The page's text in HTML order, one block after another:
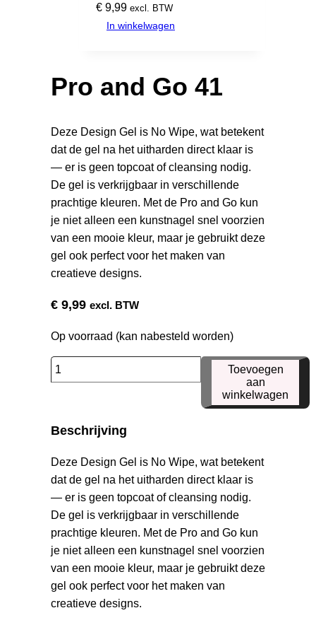
€ 9,99 excl. BTW
In winkelwagen
Pro and Go 41
Deze Design Gel is No Wipe, wat betekent
dat de gel na het uitharden direct klaar is
— er is geen topcoat of cleansing nodig.
De gel is verkrijgbaar in verschillende
prachtige kleuren. Met de Pro and Go kun
je niet alleen een kunstnagel snel voorzien
van een mooie kleur, maar je gebruikt deze
gel ook perfect voor het maken van
creatieve designs.
€ 9,99 excl. BTW
Op voorraad (kan nabesteld worden)
Pro
and
aantal
Toevoegen
aan
winkelwagen
Beschrijving
Deze Design Gel is No Wipe, wat betekent
dat de gel na het uitharden direct klaar is
— er is geen topcoat of cleansing nodig.
De gel is verkrijgbaar in verschillende
prachtige kleuren. Met de Pro and Go kun
je niet alleen een kunstnagel snel voorzien
van een mooie kleur, maar je gebruikt deze
gel ook perfect voor het maken van
creatieve designs.